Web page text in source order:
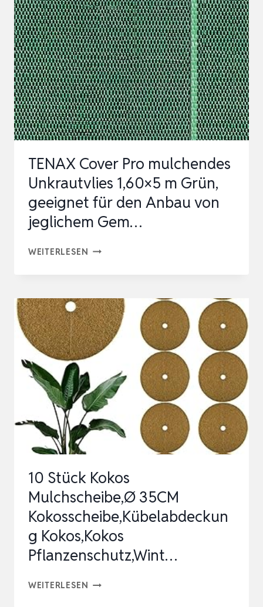
–
100 G/M²
UV-
STABIL,
WASSERDURCHLÄSSIG
–
…
TENAX Cover Pro mulchendes
Unkrautvlies 1,60×5 m Grün,
geeignet für den Anbau von
jeglichem Gem…
WEITERLESEN TENAX
MULCHENDES
UNKRAUTVLIES
1,60×5
M
GRÜN,
GEEIGNET
FÜR
DEN
JEGLICHEM
GEM…
10 Stück Kokos
Mulchscheibe,Ø 35CM
Kokosscheibe,Kübelabdeckun
g Kokos,Kokos
Pflanzenschutz,Wint…
WEITERLESEN 10